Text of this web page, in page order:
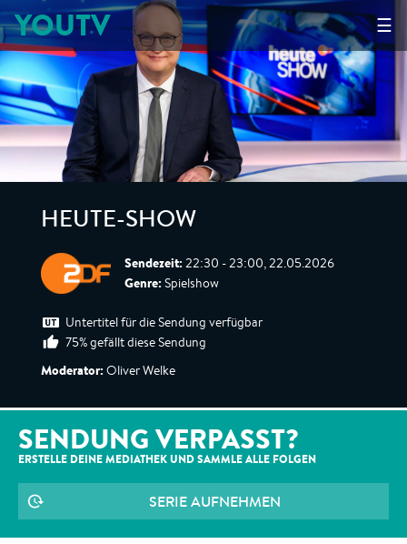
☰
YOUTV
HEUTE-SHOW
Sendezeit: 22:30 - 23:00, 22.05.2026
Genre: Spielshow
Untertitel für die Sendung verfügbar
75% gefällt diese Sendung
Moderator: Oliver Welke
SENDUNG VERPASST?
ERSTELLE DEINE MEDIATHEK UND SAMMLE ALLE FOLGEN
SERIE AUFNEHMEN